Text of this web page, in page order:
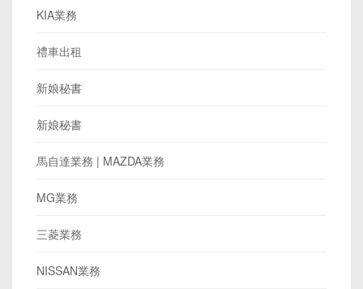
KIA業務
禮車出租
新娘秘書
新娘秘書
馬自達業務 | MAZDA業務
MG業務
三菱業務
NISSAN業務